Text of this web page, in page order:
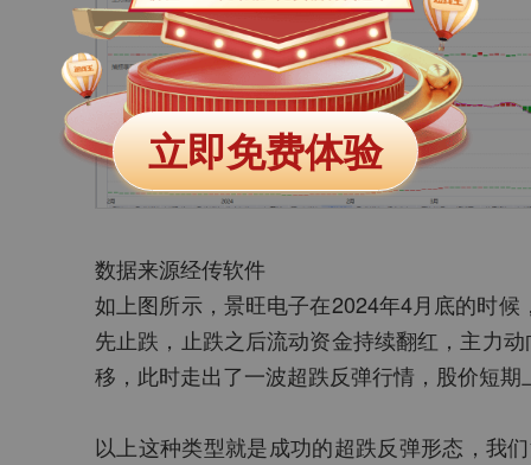
数据来源经传软件
如上图所示，景旺电子在2024年4月底的时
先止跌，止跌之后流动资金持续翻红，主力
移，此时走出了一波超跌反弹行情，股价短期
以上这种类型就是成功的超跌反弹形态，我
立即免费体验